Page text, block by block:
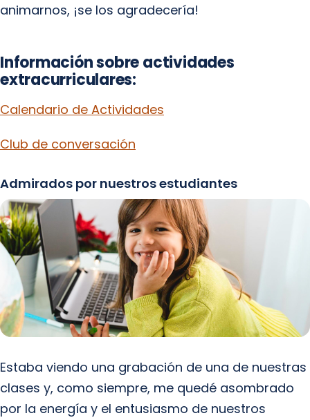
animarnos, ¡se los agradecería!
Información sobre actividades
extracurriculares:
Calendario de Actividades
Club de conversación
Admirados por nuestros estudiantes
Estaba viendo una grabación de una de nuestras
clases y, como siempre, me quedé asombrado
por la energía y el entusiasmo de nuestros